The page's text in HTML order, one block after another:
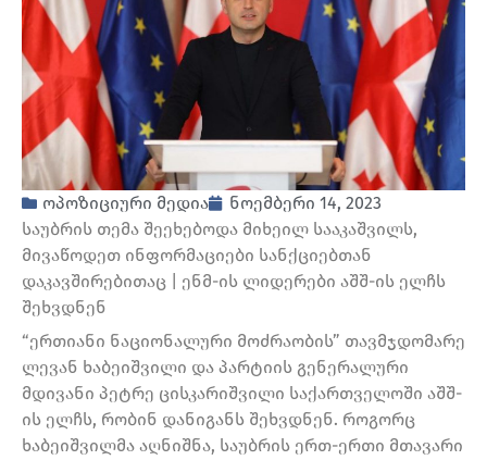
ოპოზიციური მედია
ნოემბერი 14, 2023
საუბრის თემა შეეხებოდა მიხეილ სააკაშვილს,
მივაწოდეთ ინფორმაციები სანქციებთან
დაკავშირებითაც | ენმ-ის ლიდერები აშშ-ის ელჩს
შეხვდნენ
“ერთიანი ნაციონალური მოძრაობის” თავმჯდომარე
ლევან ხაბეიშვილი და პარტიის გენერალური
მდივანი პეტრე ცისკარიშვილი საქართველოში აშშ-
ის ელჩს, რობინ დანიგანს შეხვდნენ. როგორც
ხაბეიშვილმა აღნიშნა, საუბრის ერთ-ერთი მთავარი